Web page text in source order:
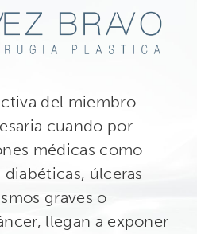
del miembro
cuando por
médicas como
úlceras
graves o
llegan a exponer